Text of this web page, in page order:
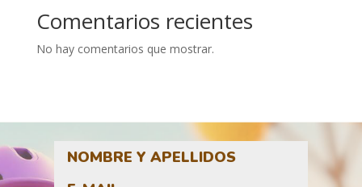
Comentarios recientes
No hay comentarios que mostrar.